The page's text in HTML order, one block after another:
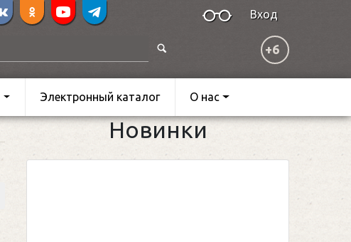
Вход
+6
Электронный каталог О нас
Новинки